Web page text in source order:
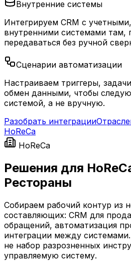
Внутренние системы
Интегрируем CRM с
внутренними системами
передаваться без ручной
Сценарии автоматизации
Настраиваем триггеры,
обмен данными, чтобы
системой, а не вручную.
Разобрать интеграции
HoReCa
HoReCa
Решения для
Рестораны
Собираем рабочий контур из
составляющих: CRM для
обращений, автоматизация
интеграции между
не набор разрозненных
управляемую систему.